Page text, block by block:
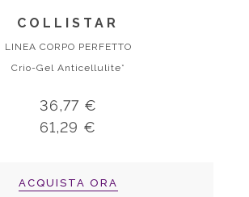
COLLISTAR
LINEA CORPO PERFETTO
Crio-Gel Anticellulite*
36,77 €
61,29 €
ACQUISTA ORA